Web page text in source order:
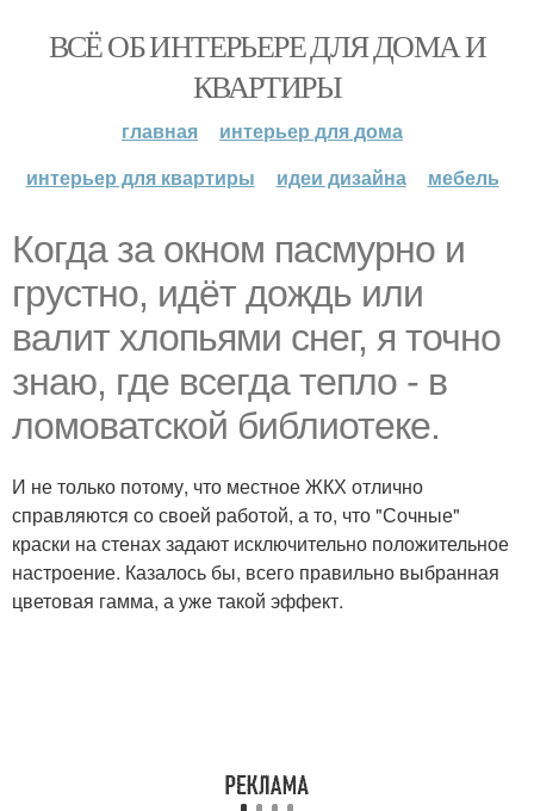
ВСЁ ОБ ИНТЕРЬЕРЕ ДЛЯ ДОМА И
КВАРТИРЫ
главная
интерьер для дома
интерьер для квартиры
идеи дизайна мебель
Когда за окном пасмурно и
грустно, идёт дождь или
валит хлопьями снег, я точно
знаю, где всегда тепло - в
ломоватской библиотеке.
И не только потому, что местное ЖКХ отлично
справляются со своей работой, а то, что "Сочные"
краски на стенах задают исключительно положительное
настроение. Казалось бы, всего правильно выбранная
цветовая гамма, а уже такой эффект.